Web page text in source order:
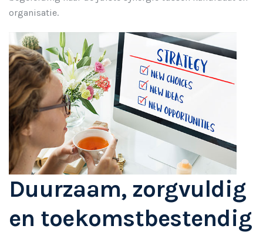
organisatie.
Duurzaam, zorgvuldig
en toekomstbestendig